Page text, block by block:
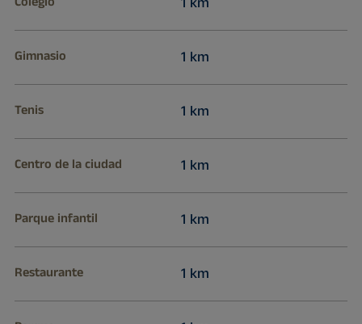
Gimnasio 1 km
Tenis 1 km
Centro de la ciudad 1 km
Parque infantil 1 km
Restaurante 1 km